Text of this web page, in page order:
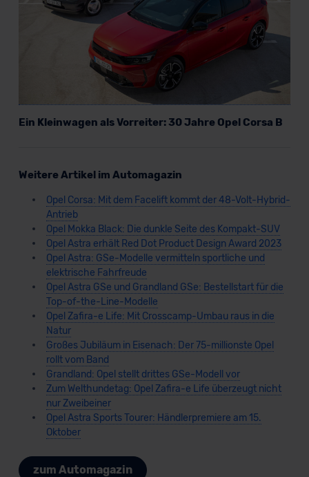
Ein Kleinwagen als Vorreiter: 30 Jahre Opel Corsa B
Weitere Artikel im Automagazin
Opel Corsa: Mit dem Facelift kommt der 48-Volt-Hybrid-
Antrieb
Opel Mokka Black: Die dunkle Seite des Kompakt-SUV
Opel Astra erhält Red Dot Product Design Award 2023
Opel Astra: GSe-Modelle vermitteln sportliche und
elektrische Fahrfreude
Opel Astra GSe und Grandland GSe: Bestellstart für die
Top-of-the-Line-Modelle
Opel Zafira-e Life: Mit Crosscamp-Umbau raus in die
Natur
Großes Jubiläum in Eisenach: Der 75-millionste Opel
rollt vom Band
Grandland: Opel stellt drittes GSe-Modell vor
Zum Welthundetag: Opel Zafira-e Life überzeugt nicht
nur Zweibeiner
Opel Astra Sports Tourer: Händlerpremiere am 15.
Oktober
zum Automagazin